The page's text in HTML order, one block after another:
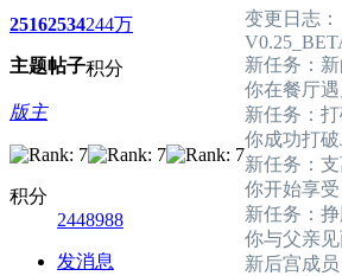
2516
主题
2534
帖子
244万
积分
版主
积分
2448988
发消息
变更日志：
新任务：新
你在餐厅
新任务：打
你成功打
新任务：支
你开始享
新任务：挣
你与父亲
新后宫成员